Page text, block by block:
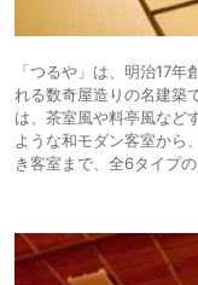
「つるや」は、明治17
れる数奇屋造りの名建築
は、茶室風や料亭風など
ような和モダン客室から
き客室まで、全6タイプ